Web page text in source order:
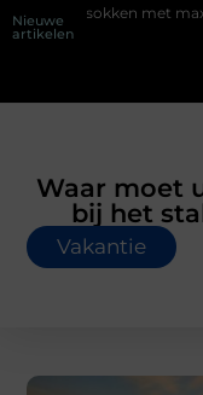
Nieuwe
artikelen
sokken met maximaal
Waar moet
bij het
Vakantie